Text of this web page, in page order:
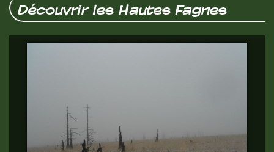
Découvrir les Hautes Fagnes